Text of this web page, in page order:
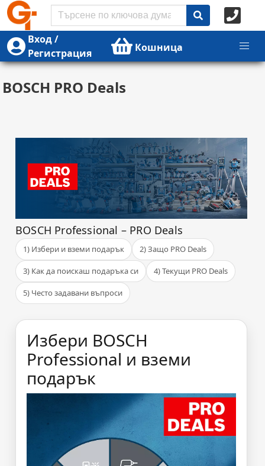
Вход /
Регистрация
Кошница
BOSCH PRO Deals
BOSCH Professional – PRO Deals
1) Избери и вземи подарък 2) Защо PRO Deals
3) Как да поискаш подаръка си 4) Текущи PRO Deals
5) Често задавани въпроси
Избери BOSCH
Professional и вземи
подарък